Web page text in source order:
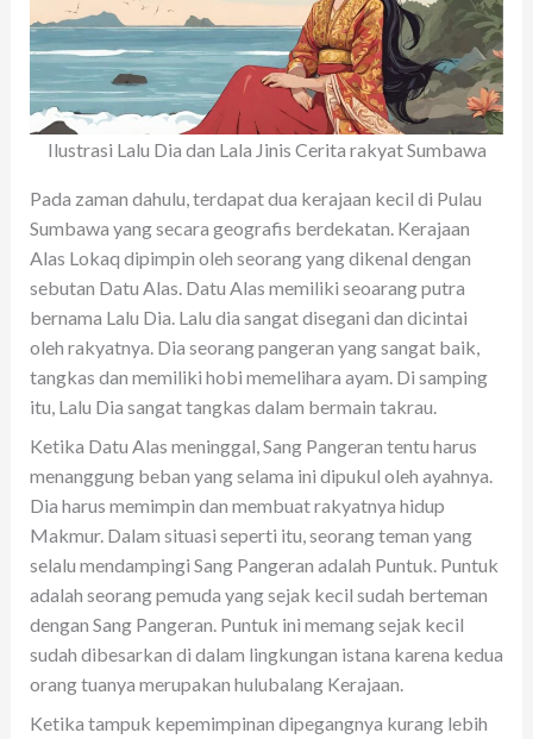
o
k
p
p
er
Ilustrasi Lalu Dia dan Lala Jinis Cerita rakyat Sumbawa
Pada zaman dahulu, terdapat dua kerajaan kecil di Pulau
Sumbawa yang secara geografis berdekatan. Kerajaan
Alas Lokaq dipimpin oleh seorang yang dikenal dengan
sebutan Datu Alas. Datu Alas memiliki seoarang putra
bernama Lalu Dia. Lalu dia sangat disegani dan dicintai
oleh rakyatnya. Dia seorang pangeran yang sangat baik,
tangkas dan memiliki hobi memelihara ayam. Di samping
itu, Lalu Dia sangat tangkas dalam bermain takrau.
Ketika Datu Alas meninggal, Sang Pangeran tentu harus
menanggung beban yang selama ini dipukul oleh ayahnya.
Dia harus memimpin dan membuat rakyatnya hidup
Makmur. Dalam situasi seperti itu, seorang teman yang
selalu mendampingi Sang Pangeran adalah Puntuk. Puntuk
adalah seorang pemuda yang sejak kecil sudah berteman
dengan Sang Pangeran. Puntuk ini memang sejak kecil
sudah dibesarkan di dalam lingkungan istana karena kedua
orang tuanya merupakan hulubalang Kerajaan.
Ketika tampuk kepemimpinan dipegangnya kurang lebih